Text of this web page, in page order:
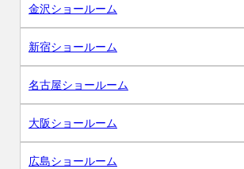
金沢ショールーム
新宿ショールーム
名古屋ショールーム
大阪ショールーム
広島ショールーム